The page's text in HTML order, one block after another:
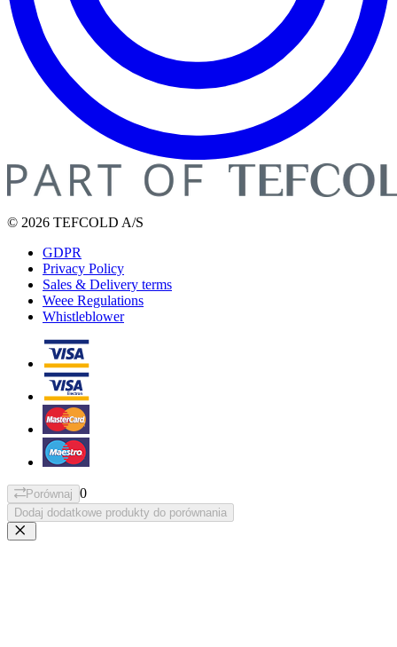
© 2026 TEFCOLD A/S
GDPR
Privacy Policy
Sales & Delivery terms
Weee Regulations
Whistleblower
Porównaj 0
Dodaj dodatkowe produkty do porównania